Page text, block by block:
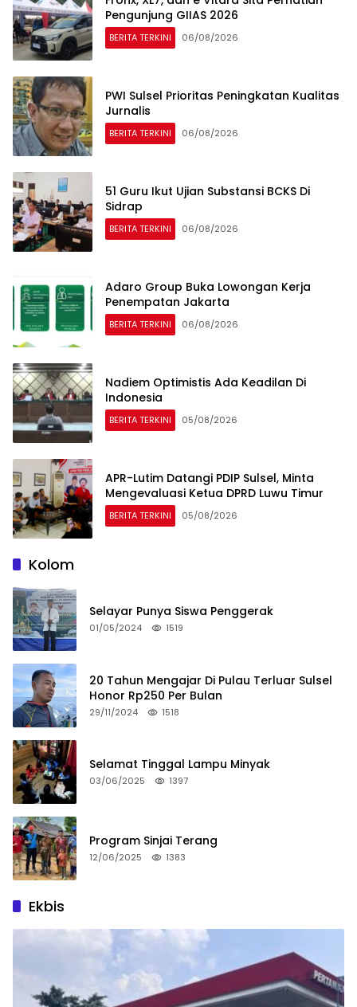
Pengunjung GIIAS 2026
BERITA TERKINI 06/08/2026
PWI Sulsel Prioritas Peningkatan Kualitas
Jurnalis
BERITA TERKINI 06/08/2026
51 Guru Ikut Ujian Substansi BCKS Di
Sidrap
BERITA TERKINI 06/08/2026
Adaro Group Buka Lowongan Kerja
Penempatan Jakarta
BERITA TERKINI 06/08/2026
Nadiem Optimistis Ada Keadilan Di
Indonesia
BERITA TERKINI 05/08/2026
APR-Lutim Datangi PDIP Sulsel, Minta
Mengevaluasi Ketua DPRD Luwu Timur
BERITA TERKINI 05/08/2026
Kolom
Selayar Punya Siswa Penggerak
01/05/2024 1519
20 Tahun Mengajar Di Pulau Terluar Sulsel
Honor Rp250 Per Bulan
29/11/2024 1518
Selamat Tinggal Lampu Minyak
03/06/2025 1397
Program Sinjai Terang
12/06/2025 1383
Ekbis